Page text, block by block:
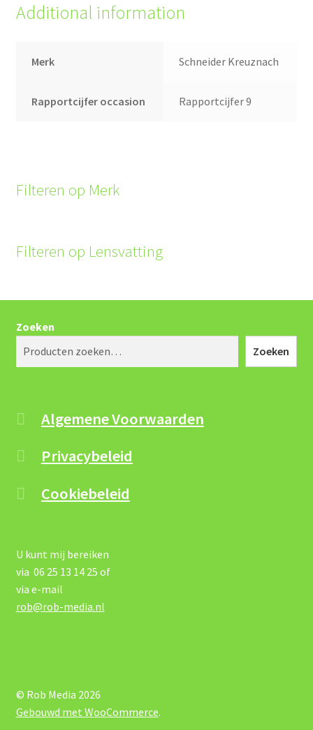
Additional information
Merk Schneider Kreuznach
Rapportcijfer occasion Rapportcijfer 9
Filteren op Merk
Filteren op Lensvatting
Zoeken
Zoeken
Algemene Voorwaarden
Privacybeleid
Cookiebeleid
U kunt mij bereiken
via 06 25 13 14 25 of
via e-mail
rob@rob-media.nl
© Rob Media 2026
Gebouwd met WooCommerce.